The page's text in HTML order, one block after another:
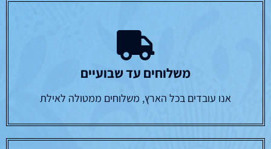
משלוחים עד שבועיים
אנו עובדים בכל הארץ, משלוחים ממטולה לאילת